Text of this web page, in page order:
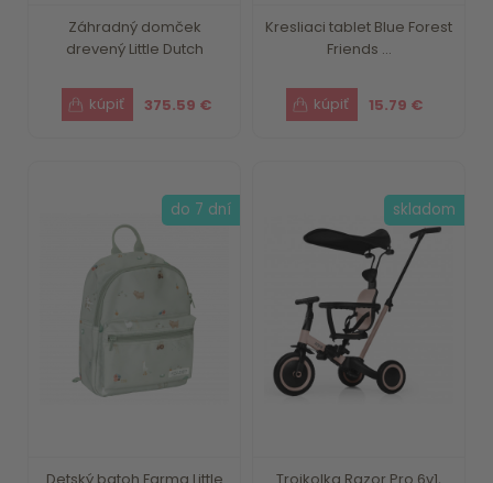
Záhradný domček
drevený Little Dutch
375.59 €
Kresliaci tablet Blue Forest
Friends ...
15.79 €
do 7 dní skladom